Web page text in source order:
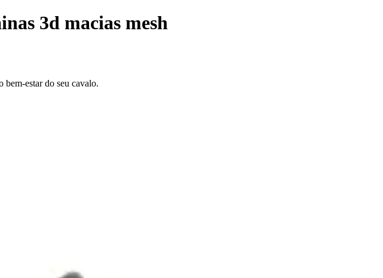
3d macias mesh
estar do seu cavalo.